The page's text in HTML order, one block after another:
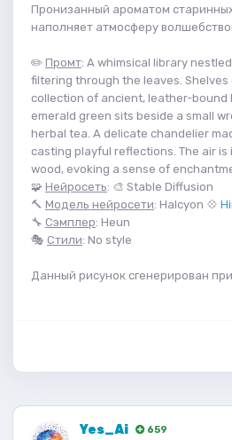
Пронизанный ароматом
наполняет атмосферу
✏️ Промт: A whimsical library
filtering through the leaves.
collection of ancient, leather-bound
emerald green sits beside a small
herbal tea. A delicate chandelier
casting playful reflections. The air
wood, evoking a sense of
🧩 Нейросеть: 🎨 Stable Diffusion
🔨 Модель нейросети: Halcyon 💠
🔧 Сэмплер: Heun
🎭 Стили: No style
Данный рисунок сгенерирован
Yes_Ai 659